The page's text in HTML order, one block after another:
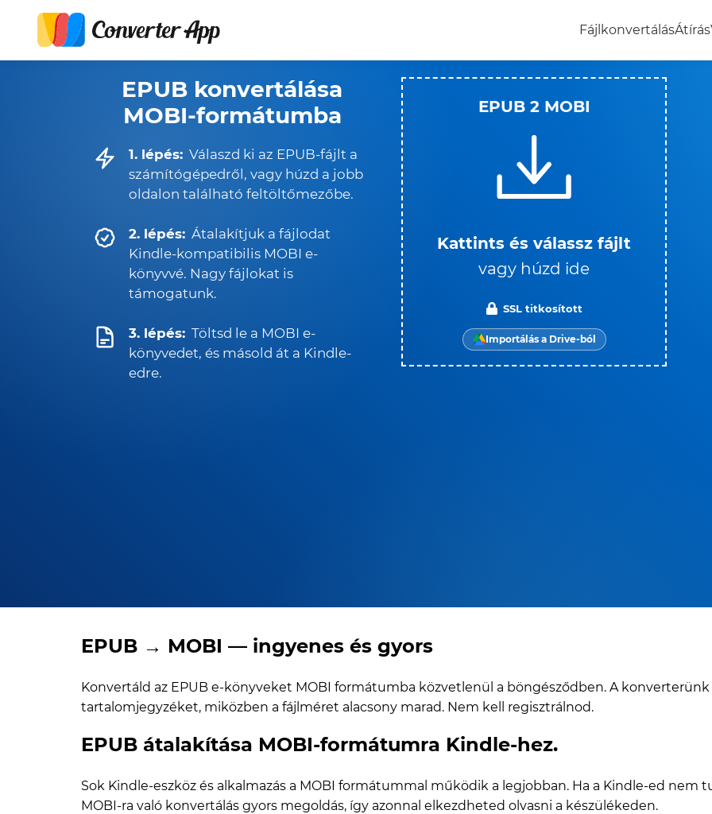
FájlkonvertálásÁtírás
EPUB konvertálása
MOBI-formátumba
1. lépés: Válaszd ki az EPUB-fájlt a
számítógépedről, vagy húzd a jobb
oldalon található feltöltőmezőbe.
2. lépés: Átalakítjuk a fájlodat
Kindle-kompatibilis MOBI e-
könyvvé. Nagy fájlokat is
támogatunk.
3. lépés: Töltsd le a MOBI e-
könyvedet, és másold át a Kindle-
edre.
EPUB 2 MOBI
Kattints és válassz fájlt
vagy húzd ide
SSL titkosított
Importálás a Drive-ból
EPUB → MOBI — ingyenes és gyors
Konvertáld az EPUB e-könyveket MOBI formátumba közvetlenül a böngésződben. A
tartalomjegyzéket, miközben a fájlméret alacsony marad. Nem kell regisztrálnod.
EPUB átalakítása MOBI-formátumra Kindle-hez.
Sok Kindle-eszköz és alkalmazás a MOBI formátummal működik a legjobban. Ha a Kindle-ed nem
MOBI-ra való konvertálás gyors megoldás, így azonnal elkezdheted olvasni a készülékeden.